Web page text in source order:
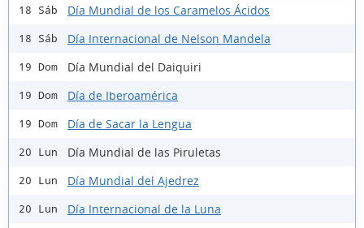
18 Sáb Día Mundial de los Caramelos Ácidos
18 Sáb Día Internacional de Nelson Mandela
19 Dom Día Mundial del Daiquiri
19 Dom Día de Iberoamérica
19 Dom Día de Sacar la Lengua
20 Lun Día Mundial de las Piruletas
20 Lun Día Mundial del Ajedrez
20 Lun Día Internacional de la Luna